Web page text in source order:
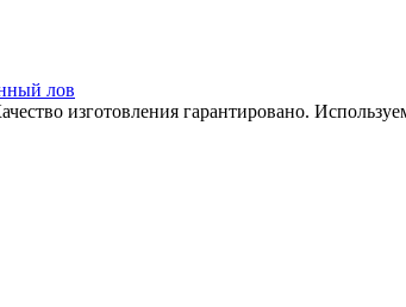
лов
изготовления гарантировано.